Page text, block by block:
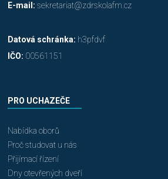
E-mail: sekretariat@zdrskolafm.cz
Datová schránka: h3pfdvf
IČO: 00561151
PRO UCHAZEČE
Nabídka oborů
Proč studovat u nás
Přijímací řízení
Dny otevřených dveří